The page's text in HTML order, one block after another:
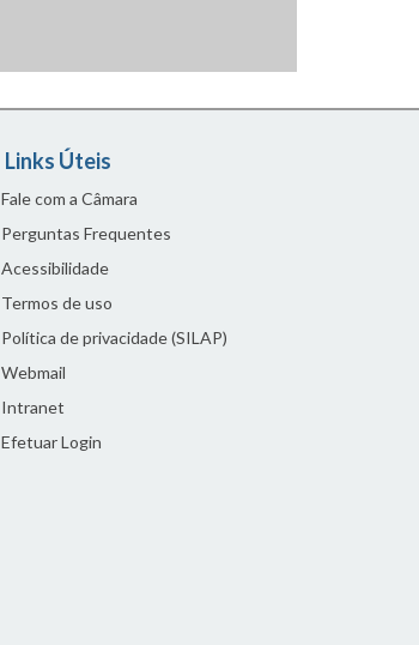
Links Úteis
Fale com a Câmara
Perguntas Frequentes
Acessibilidade
Termos de uso
Política de privacidade (SILAP)
Webmail
Intranet
Efetuar Login